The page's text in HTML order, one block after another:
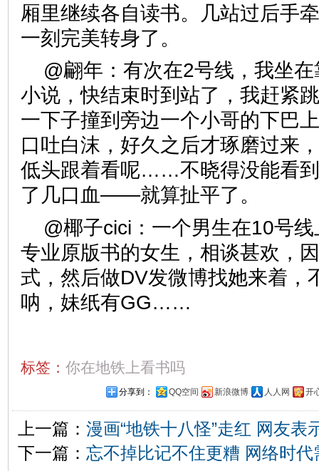
厢里继续各自读书。几站过后手
一刻完美转身了。
@翩年：有次在2号线，我坐
小说，快结束时到站了，我赶紧
一下子撞到旁边一个小哥的下巴
口吐白沫，好久之后才琢磨过来
低头跟着看呢……不晓得没能看
了几口血——就算扯平了。
@椰子cici：一个男生在10号
专业原版书的女生，相谈甚欢，
式，然后做DV发微博找她来着，
呐，妹纸有GG……
标签： 你在地铁上看书吗
分享到： QQ空间 新浪微博 人人网 开
上一篇： 漫画“地铁十八怪”走红 网友表
下一篇： 忘不掉比记不住更糟 网络时代